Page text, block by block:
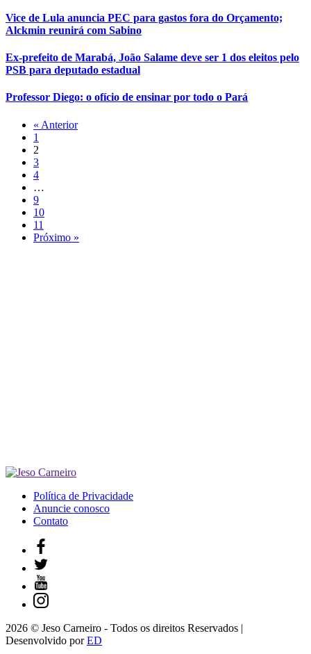
Vice de Lula anuncia PEC para gastos fora do Orçamento;
Alckmin reunirá com Sabino
Ex-prefeito de Marabá, João Salame deve ser 1 dos eleitos pelo
PSB para deputado estadual
Professor Diego: o ofício de ensinar por todo o Pará
« Anterior
1
2
3
4
…
9
10
11
Próximo »
Política de Privacidade
Anuncie conosco
Contato
2026 © Jeso Carneiro - Todos os direitos Reservados |
Desenvolvido porED